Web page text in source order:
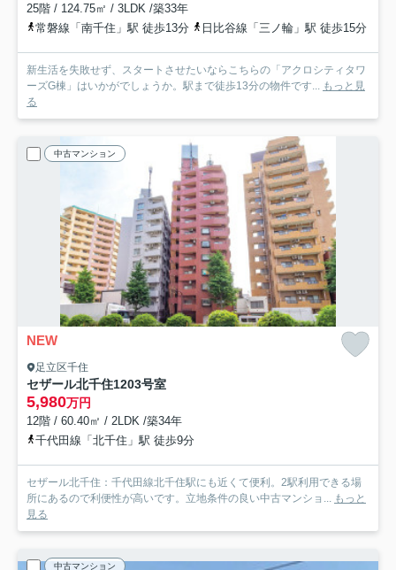
25階 / 124.75㎡ / 3LDK /築33年
常磐線「南千住」駅 徒歩13分
日比谷線「三ノ輪」駅 徒歩15分
新生活を失敗せず、スタートさせたいならこちらの「アクロシティタワ
ーズG棟」はいかがでしょうか。駅まで徒歩13分の物件です... もっと見
る
中古マンション
NEW
足立区千住
セザール北千住1203号室
5,980万円
12階 / 60.40㎡ / 2LDK /築34年
千代田線「北千住」駅 徒歩9分
セザール北千住：千代田線北千住駅にも近くて便利。2駅利用できる場
所にあるので利便性が高いです。立地条件の良い中古マンショ... もっと
見る
中古マンション